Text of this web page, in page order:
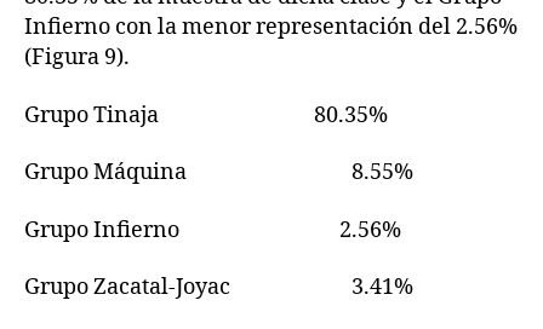
Infierno con la menor representación del 2.56%
(Figura 9).
Grupo Tinaja 80.35%
Grupo Máquina 8.55%
Grupo Infierno 2.56%
Grupo Zacatal-Joyac 3.41%